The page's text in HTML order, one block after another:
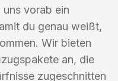
vorab ein
du genau weißt,
Wir bieten
an, die
zugeschnitten